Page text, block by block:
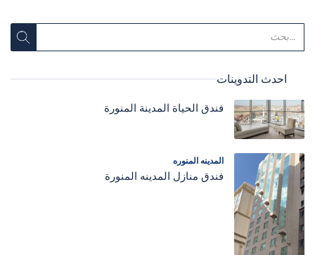
احدث التدوينات
فندق الحياة المدينة المنورة
المدينه المنوره
فندق منازل المدينه المنورة